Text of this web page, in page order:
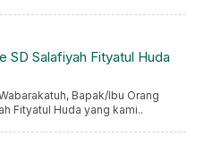
SD Salafiyah Fityatul Huda
Bapak/Ibu Orang
Fityatul Huda yang kami..